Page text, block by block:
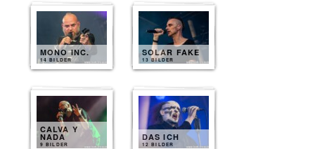
MONO INC.
14 BILDER
SOLAR FAKE
13 BILDER
CALVA Y
NADA
9 BILDER
DAS ICH
12 BILDER